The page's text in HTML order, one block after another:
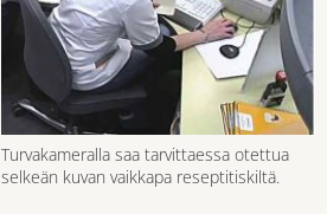
Turvakameralla saa tarvittaessa otettua
selkeän kuvan vaikkapa reseptitiskiltä.